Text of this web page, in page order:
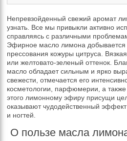
Непревзойденный свежий аромат
узнать. Все мы привыкли активно
справляясь с различными
Эфирное масло лимона добывается
прессования кожуры цитруса.
или желтовато-зеленый оттенок.
масло обладает сильным и ярко
свежести, отмечается его
косметологии, парфюмерии, а
этого лимонному эфиру присущи
оказывают чудодейственный
и ногтей.
О пользе масла